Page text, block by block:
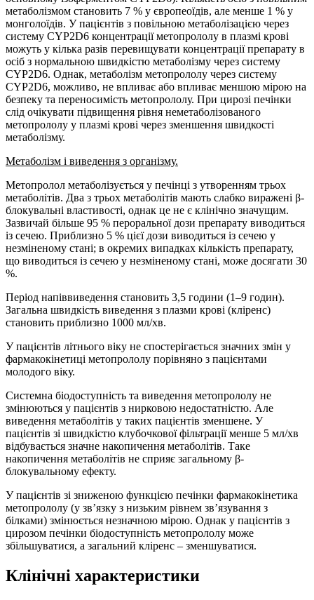
метаболізмом становить 7 % у європеоїдів, але менше 1 % у
монголоїдів. У пацієнтів з повільною метаболізацією через
систему СYP2D6 концентрації метопрололу в плазмі крові
можуть у кілька разів перевищувати концентрації препарату в
осіб з нормальною швидкістю метаболізму через систему
СYP2D6. Однак, метаболізм метопрололу через систему
СYP2D6, можливо, не впливає або впливає меншою мірою на
безпеку та переносимість метопрололу. При цирозі печінки
слід очікувати підвищення рівня неметаболізованого
метопрололу у плазмі крові через зменшення швидкості
метаболізму.
Метаболізм і виведення з організму.
Метопролол метаболізується у печінці з утворенням трьох
метаболітів. Два з трьох метаболітів мають слабко виражені β-
блокувальні властивості, однак це не є клінічно значущим.
Зазвичай більше 95 % пероральної дози препарату виводиться
із сечею. Приблизно 5 % цієї дози виводиться із сечею у
незміненому стані; в окремих випадках кількість препарату,
що виводиться із сечею у незміненому стані, може досягати 30
%.
Період напіввиведення становить 3,5 години (1–9 годин).
Загальна швидкість виведення з плазми крові (кліренс)
становить приблизно 1000 мл/хв.
У пацієнтів літнього віку не спостерігається значних змін у
фармакокінетиці метопрололу порівняно з пацієнтами
молодого віку.
Системна біодоступність та виведення метопрололу не
змінюються у пацієнтів з нирковою недостатністю. Але
виведення метаболітів у таких пацієнтів зменшене. У
пацієнтів зі швидкістю клубочкової фільтрації менше 5 мл/хв
відбувається значне накопичення метаболітів. Таке
накопичення метаболітів не сприяє загальному β-
блокувальному ефекту.
У пацієнтів зі зниженою функцією печінки фармакокінетика
метопрололу (у зв’язку з низьким рівнем зв’язування з
білками) змінюється незначною мірою. Однак у пацієнтів з
цирозом печінки біодоступність метопрололу може
збільшуватися, а загальний кліренс – зменшуватися.
Клінічні характеристики